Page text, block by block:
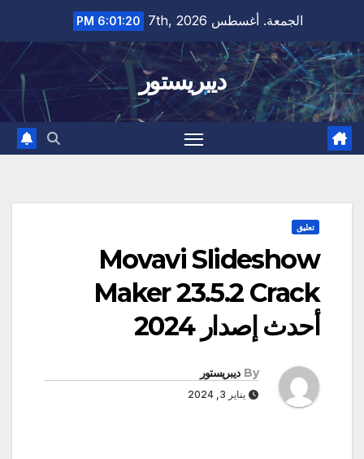
content
الجمعة. أغسطس 7th, 2026 6:01:21 PM
ديبريستور
تعليق
Movavi Slideshow
Maker 23.5.2 Crack
أحدث إصدار 2024
By ديبريستور
يناير 3, 2024